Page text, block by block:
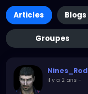
Articles Blogs
Groupes
il y a 2 ans -